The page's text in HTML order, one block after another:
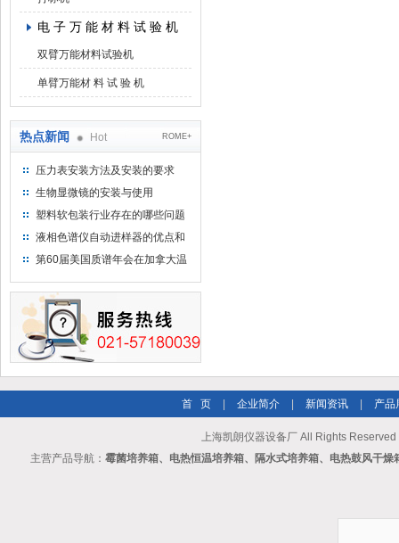
电 子 万 能 材 料 试 验 机
双臂万能材料试验机
单臂万能材 料 试 验 机
热点新闻 Hot ROME+
压力表安装方法及安装的要求
生物显微镜的安装与使用
塑料软包装行业存在的哪些问题
液相色谱仪自动进样器的优点和
维护
第60届美国质谱年会在加拿大温
首 页 企业简介 新闻资讯 产品
上海凯朗仪器设备厂 All Rights Reserved
主营产品导航： 霉菌培养箱、电热恒温培养箱、隔水式培养箱、电热鼓风干